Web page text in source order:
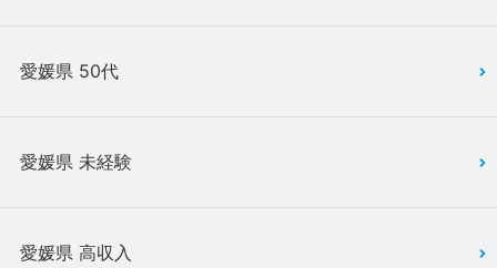
愛媛県 50代
愛媛県 未経験
愛媛県 高収入